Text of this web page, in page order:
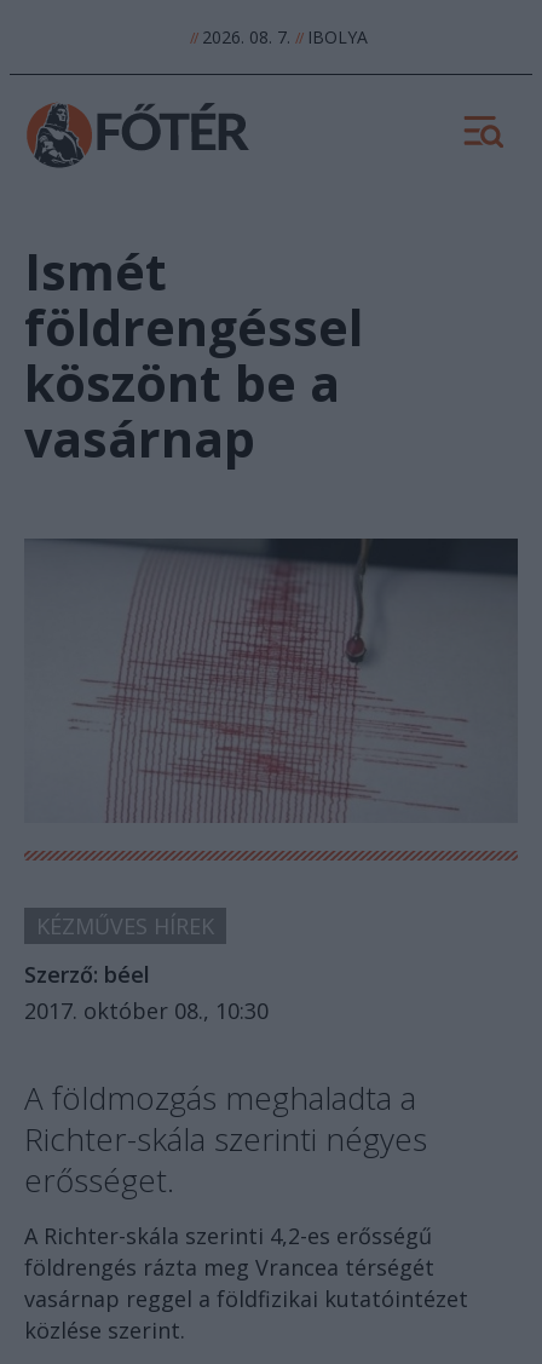
//2026. 08. 7. //IBOLYA
Ismét
földrengéssel
köszönt be a
vasárnap
KÉZMŰVES HÍREK
Szerző: béel
2017. október 08., 10:30
A földmozgás meghaladta a
Richter-skála szerinti négyes
erősséget.
A Richter-skála szerinti 4,2-es erősségű
földrengés rázta meg Vrancea térségét
vasárnap reggel a földfizikai kutatóintézet
közlése szerint.